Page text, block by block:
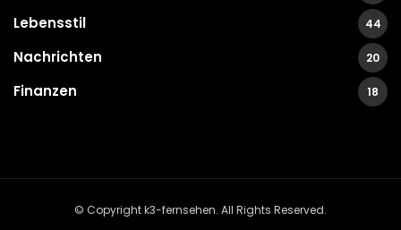
Lebensstil 44
Nachrichten 20
Finanzen 18
© Copyright k3-fernsehen. All Rights Reserved.